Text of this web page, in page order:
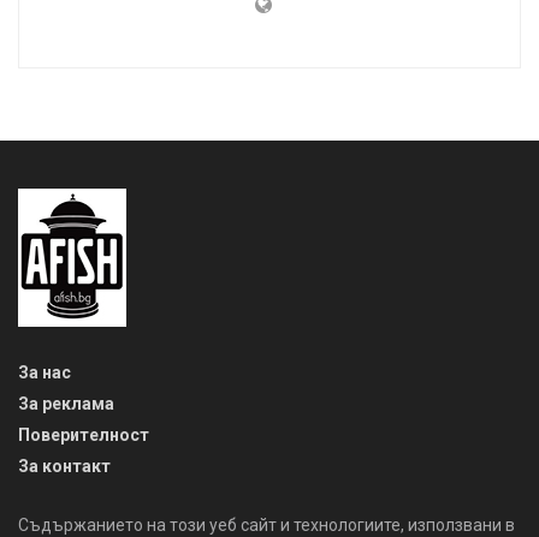
За нас
За реклама
Поверителност
За контакт
Съдържанието на този уеб сайт и технологиите, използвани в